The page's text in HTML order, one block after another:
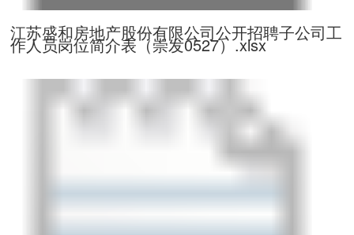
江苏盛和房地产股份有限公司公开招聘子公司工
作人员岗位简介表（崇发0527）.xlsx